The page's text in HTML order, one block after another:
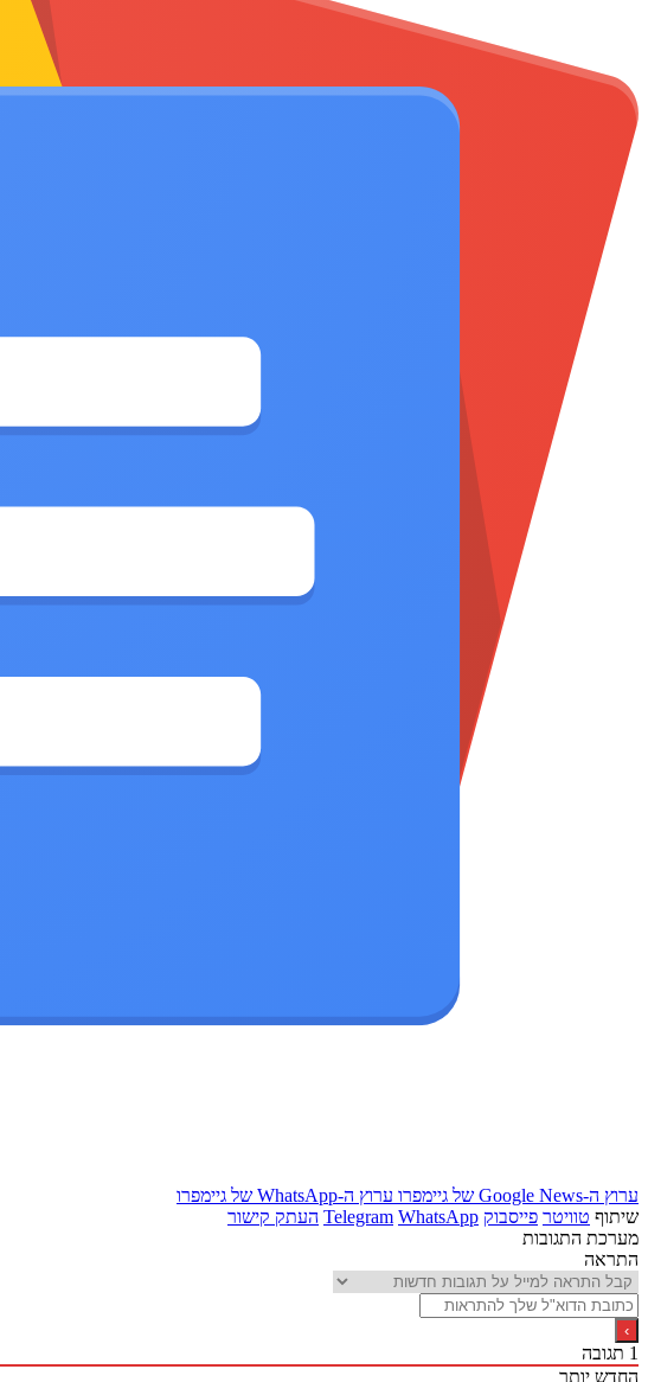
ערוץ ה-Google News של גיימפרו
ערוץ ה-WhatsApp של גיימפרו
שיתוף טוויטר פייסבוק Telegram WhatsApp
העתק קישור
מערכת התגובות
התראה
1 תגובה
החדש יותר